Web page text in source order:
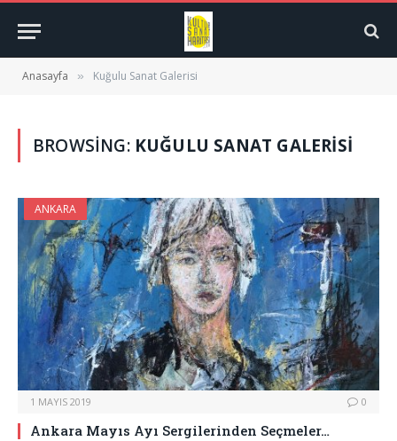
Anasayfa » Kuğulu Sanat Galerisi
BROWSING: KUĞULU SANAT GALERISI
ANKARA
1 MAYIS 2019 0
Ankara Mayıs Ayı Sergilerinden Seçmeler…